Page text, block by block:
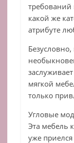
какой же
атрибуте
мягкой
только
Угловые
Эта мебель
уже